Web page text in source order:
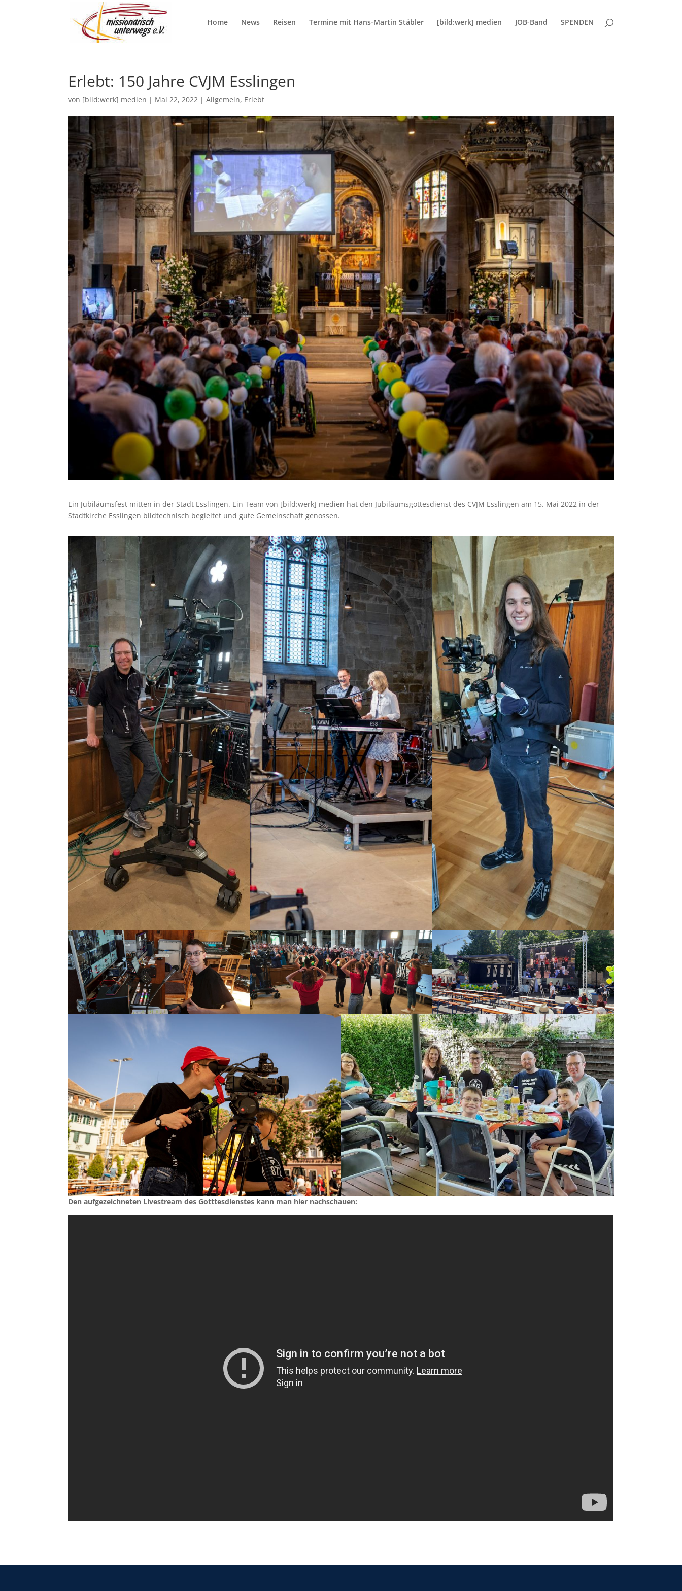
Home News Reisen Termine mit Hans-Martin Stäbler [bild:werk] medien JOB-Band SPENDEN
Erlebt: 150 Jahre CVJM Esslingen
von [bild:werk] medien | Mai 22, 2022 |Allgemein, Erlebt
Ein Jubiläumsfest mitten in der Stadt Esslingen. Ein Team von [bild:werk] medien hat den Jubiläumsgottesdienst des CVJM Esslingen am 15. Mai 2022 in der
Stadtkirche Esslingen bildtechnisch begleitet und gute Gemeinschaft genossen.
Den aufgezeichneten Livestream des Gotttesdienstes kann man hier nachschauen: